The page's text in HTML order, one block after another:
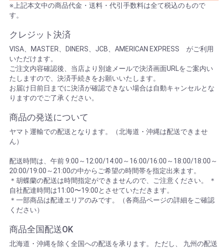
※上記本文中の商品代金・送料・代引手数料は全て税込のもので
す。
クレジット決済
VISA、MASTER、DINERS、JCB、AMERICAN EXPRESS がご利用
いただけます。
ご注文内容確認後、当店より別途メールで決済画面URLをご案内い
たしますので、決済手続きをお願いいたします。
お届け日前日までに決済が確認できない場合は自動キャンセルとな
りますのでご了承ください。
商品の発送について
ヤマト運輸での配送となります。（北海道・沖縄は配送できませ
ん）
配送時間は、午前 9:00～12:00/14:00～16:00/16:00～18:00/18:00～
20:00/19:00～21:00の中からご希望の時間帯を指定出来ます。
＊胡蝶蘭の配送は時間指定ができませんので、ご注意ください。 ＊
自社配達時間は11:00〜19:00とさせていただきます。
＊一部商品は配達エリアのみです。（各商品ページの詳細をご確認
ください）
商品全国配送OK
北海道・沖縄を除く全国への配送を承ります。 ただし、 九州の配送